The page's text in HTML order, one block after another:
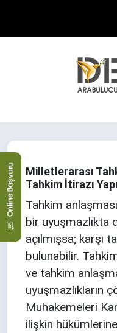
Hakkımızda
Arabuluculuk Nedir?
Türk Hukukunda
İhtiyari Arabuluculuk
Tahkim Nedir?
Türk Hukukunda Tahkim
Zorunlu Arabuluculuk
İhtiyari Arabuluculuk
Arabuluculuk ve
Arabuluculuk Görüşme
Eğitim
Arabuluculuk Başvurusu
Tahkim Başvurusu
Kariyer Başvurusu
Milletlerarası
Tahkim İtirazı
Tahkim
bir uyuşmazlıkta
açılmışsa; karşı
bulunabilir.
ve tahkim
uyuşmazlıkların
Muhakemeleri
ilişkin